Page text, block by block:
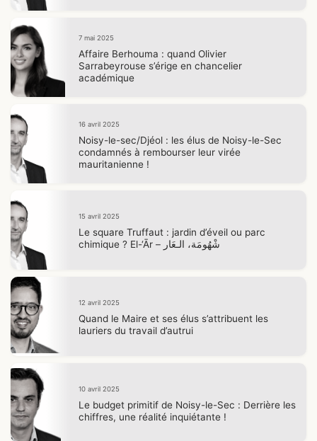
7 mai 2025
Affaire Berhouma : quand Olivier
Sarrabeyrouse s’érige en chancelier
académique
16 avril 2025
Noisy-le-sec/Djéol : les élus de Noisy-le-Sec
condamnés à rembourser leur virée
mauritanienne !
15 avril 2025
Le square Truffaut : jardin d’éveil ou parc
chimique ? El-‘Ār – شْهُومَة، الـعَار
12 avril 2025
Quand le Maire et ses élus s’attribuent les
lauriers du travail d’autrui
10 avril 2025
Le budget primitif de Noisy-le-Sec : Derrière les
chiffres, une réalité inquiétante !